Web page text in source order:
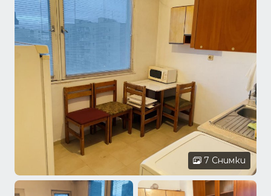
7 Снимки